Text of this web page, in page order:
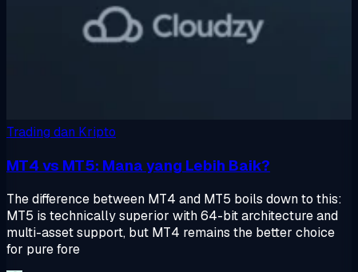
Trading dan Kripto
MT4 vs MT5: Mana yang Lebih Baik?
The difference between MT4 and MT5 boils down to this:
MT5 is technically superior with 64-bit architecture and
multi-asset support, but MT4 remains the better choice
for pure fore